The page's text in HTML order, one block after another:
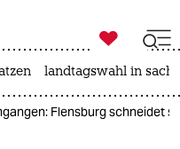

taz zahl ich
landtagswahl in
Flensburg schneidet